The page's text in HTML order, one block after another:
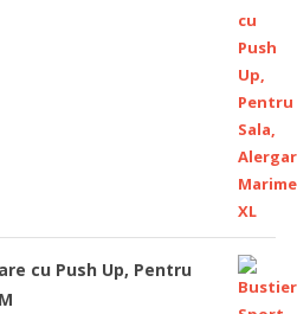
cu Push Up, Pentru